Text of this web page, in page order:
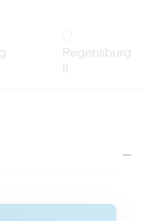
Regensburg